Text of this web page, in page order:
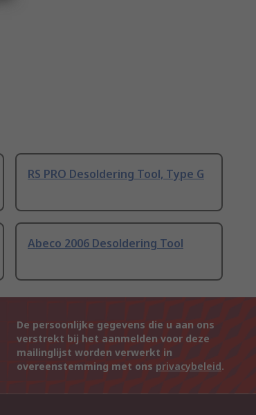
RS PRO Desoldering Tool, Type G
Abeco 2006 Desoldering Tool
De persoonlijke gegevens die u aan ons
verstrekt bij het aanmelden voor deze
mailinglijst worden verwerkt in
overeenstemming met ons privacybeleid.